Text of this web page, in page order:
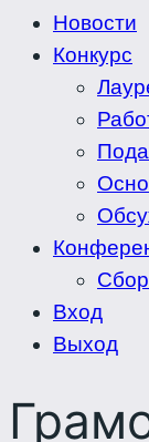
Новости
Конкурс
Вход
Выход